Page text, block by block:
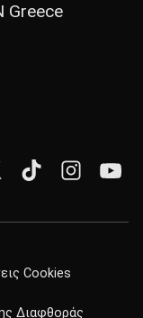
Greece
Cookies
Διαφθοράς